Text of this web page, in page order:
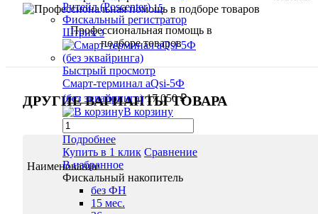
Ритейл (Poscenter) 15
Фискальный регистратор
Штрих 3
Быстрый просмотр
Смарт-терминал aQsi-5Ф
(без эквайринга) 17 050 ₽
В корзину
Подробнее
Купить в 1 клик Сравнение
В избранное
Фискальный накопитель
без ФН
15 мес.
Профессиональная помощь в
подборе товаров
ДРУГИЕ ВАРИАНТЫ ТОВАРА
Наименование